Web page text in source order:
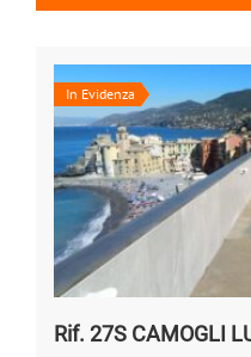
In Evidenza
Rif. 27S CAMOGLI